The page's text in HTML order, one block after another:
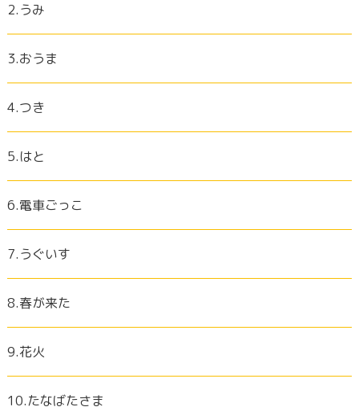
2.うみ
3.おうま
4.つき
5.はと
6.電車ごっこ
7.うぐいす
8.春が来た
9.花火
10.たなばたさま